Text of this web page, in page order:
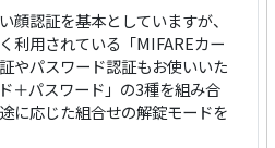
顔認証を基本としていますが、
利用されている「MIFAREカー
やパスワード認証もお使いいた
＋パスワード」の3種を組み合
に応じた組合せの解錠モードを